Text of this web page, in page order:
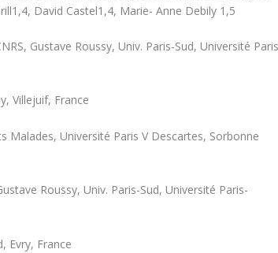
1,4, David Castel1,4, Marie- Anne Debily 1,5
Gustave Roussy, Univ. Paris-Sud, Université
Villejuif, France
Université Paris V Descartes, Sorbonne
Roussy, Univ. Paris-Sud, Université Paris-
Evry, France